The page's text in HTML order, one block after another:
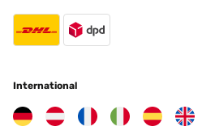
International